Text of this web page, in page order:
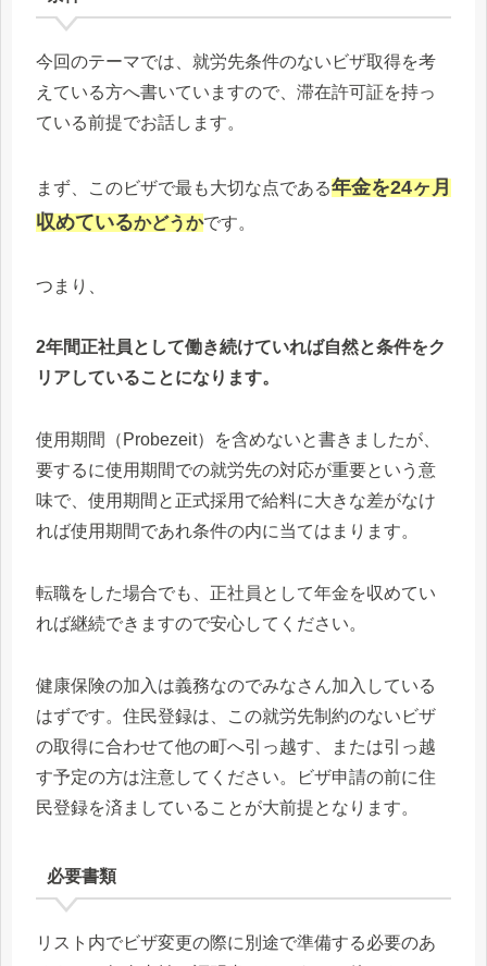
今回のテーマでは、就労先条件のないビザ取得を考
えている方へ書いていますので、滞在許可証を持っ
ている前提でお話します。
まず、このビザで最も大切な点である年金を24ヶ月
収めているかどうかです。
つまり、
2年間正社員として働き続けていれば自然と条件をク
リアしていることになります。
使用期間（Probezeit）を含めないと書きましたが、
要するに使用期間での就労先の対応が重要という意
味で、使用期間と正式採用で給料に大きな差がなけ
れば使用期間であれ条件の内に当てはまります。
転職をした場合でも、正社員として年金を収めてい
れば継続できますので安心してください。
健康保険の加入は義務なのでみなさん加入している
はずです。住民登録は、この就労先制約のないビザ
の取得に合わせて他の町へ引っ越す、または引っ越
す予定の方は注意してください。ビザ申請の前に住
民登録を済ましていることが大前提となります。
必要書類
リスト内でビザ変更の際に別途で準備する必要のあ